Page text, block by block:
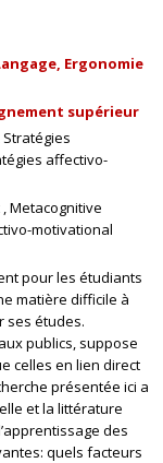
Ergonomie
supérieur
Stratégies
affectivo-
Metacognitive
motivational
pour les étudiants
matière difficile à
ses études.
publics, suppose
celles en lien direct
présentée ici a
et la littérature
des
quels facteurs